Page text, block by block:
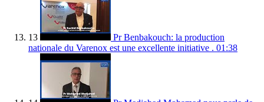
13
Pr Benbakouch: la production
nationale du Varenox est une excellente initiative . 01:38